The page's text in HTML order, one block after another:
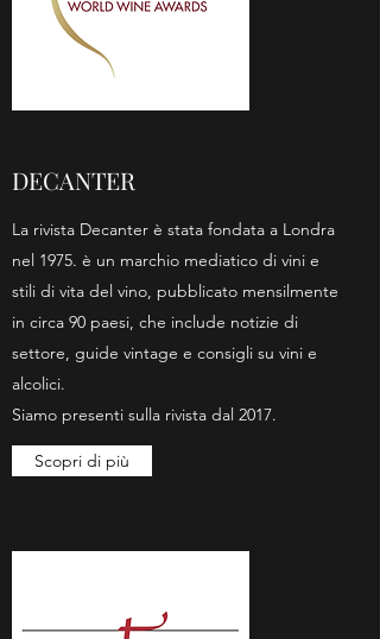
DECANTER
La rivista Decanter è stata fondata a Londra
nel 1975. è un marchio mediatico di vini e
stili di vita del vino, pubblicato mensilmente
in circa 90 paesi, che include notizie di
settore, guide vintage e consigli su vini e
alcolici.
Siamo presenti sulla rivista dal 2017.
Scopri di più